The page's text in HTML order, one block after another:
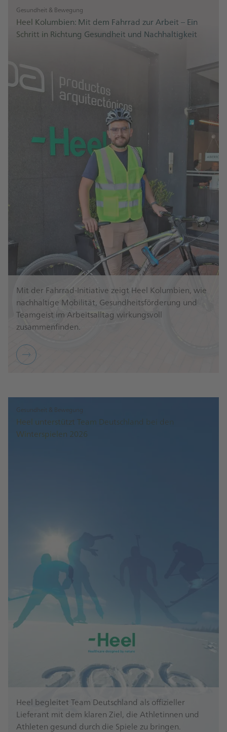
Gesundheit & Bewegung
Heel Kolumbien: Mit dem Fahrrad zur Arbeit – Ein
Schritt in Richtung Gesundheit und Nachhaltigkeit
Mit der Fahrrad-Initiative zeigt Heel Kolumbien, wie
nachhaltige Mobilität, Gesundheitsförderung und
Teamgeist im Arbeitsalltag wirkungsvoll
zusammenfinden.
Gesundheit & Bewegung
Heel unterstützt Team Deutschland bei den
Winterspielen 2026
Heel begleitet Team Deutschland als offizieller
Lieferant mit dem klaren Ziel, die Athletinnen und
Athleten gesund durch die Spiele zu bringen.